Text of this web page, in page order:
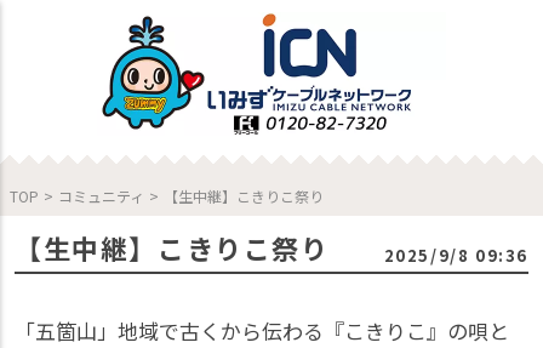
TOP > コミュニティ > 【生中継】こきりこ祭り
【生中継】こきりこ祭り 2025/9/8 09:36
「五箇山」地域で古くから伝わる『こきりこ』の唄と